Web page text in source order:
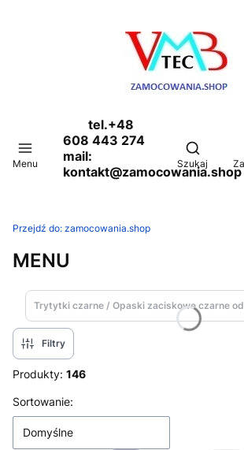
Menu
tel.+48
608 443 274
mail:
kontakt@zamocowania.shop
Otwórz
Szukaj
Przejdź do: zamocowania.shop
MENU
Trytytki czarne / Opaski zaciskowe czarne
Filtry
Produkty: 146
Lista produktów
Sortowanie:
Domyślne